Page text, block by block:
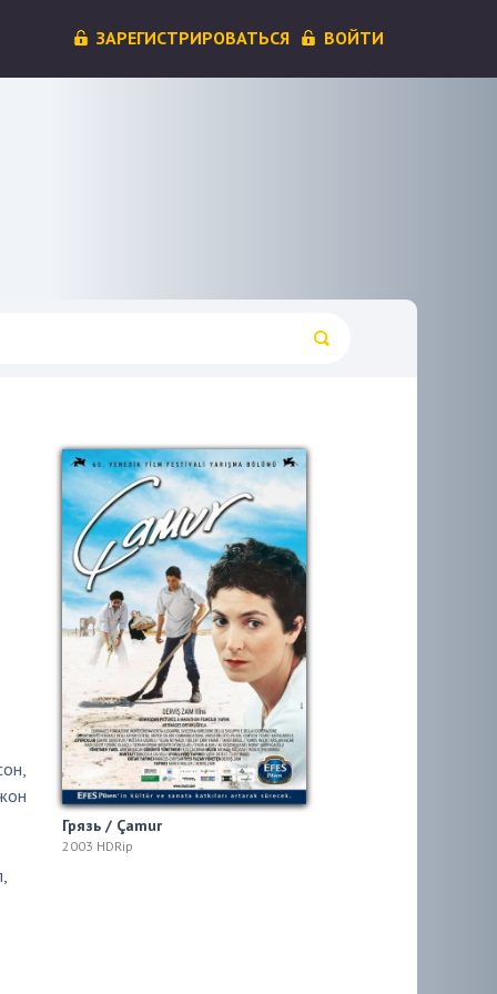
ЗАРЕГИСТРИРОВАТЬСЯ ВОЙТИ
,
,
Грязь / Çamur
2003 HDRip